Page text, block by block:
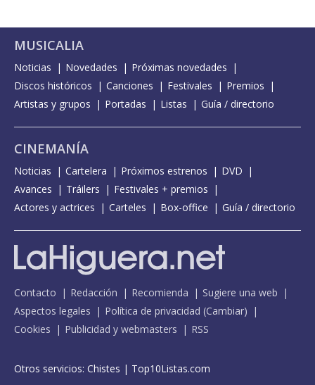
MUSICALIA
Noticias Novedades
Próximas novedades
Discos históricos
Canciones Festivales
Premios
Artistas y grupos
Portadas Listas Guía / directorio
CINEMANÍA
Noticias Cartelera Próximos estrenos
DVD
Avances
Tráilers
Festivales + premios
Actores y actrices
Carteles Box-office Guía / directorio
Contacto Redacción Recomienda
Sugiere una web
Aspectos legales
Política de privacidad (Cambiar)
Cookies
Publicidad y webmasters RSS
Otros servicios: Chistes | Top10Listas.com